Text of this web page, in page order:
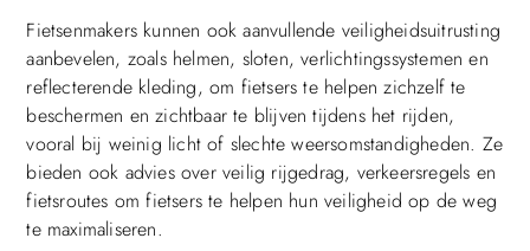
Fietsenmakers kunnen ook aanvullende veiligheidsuitrusting
aanbevelen, zoals helmen, sloten, verlichtingssystemen en
reflecterende kleding, om fietsers te helpen zichzelf te
beschermen en zichtbaar te blijven tijdens het rijden,
vooral bij weinig licht of slechte weersomstandigheden. Ze
bieden ook advies over veilig rijgedrag, verkeersregels en
fietsroutes om fietsers te helpen hun veiligheid op de weg
te maximaliseren.